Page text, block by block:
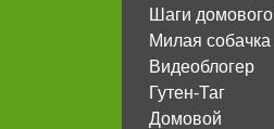
Шаги домового
Милая собачка
Видеоблогер
Гутен-Таг
Домовой